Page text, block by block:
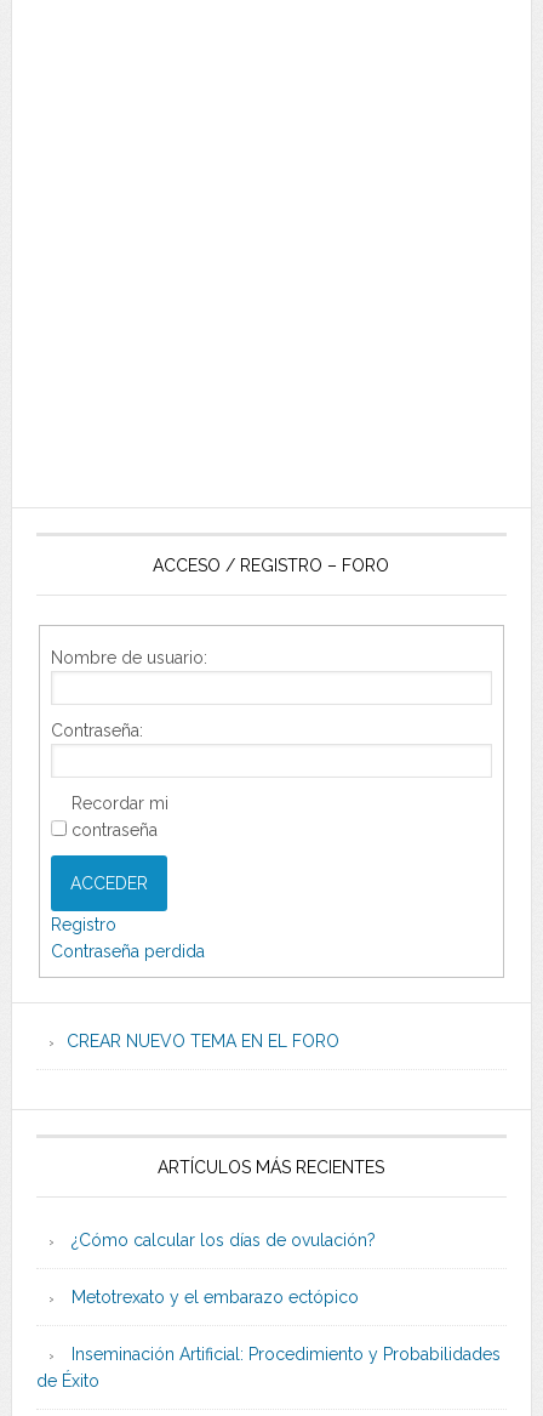
ACCESO / REGISTRO – FORO
Nombre de usuario:
Contraseña:
Recordar mi
contraseña
ACCEDER
Registro
Contraseña perdida
CREAR NUEVO TEMA EN EL FORO
ARTÍCULOS MÁS RECIENTES
¿Cómo calcular los días de ovulación?
Metotrexato y el embarazo ectópico
Inseminación Artificial: Procedimiento y Probabilidades
de Éxito